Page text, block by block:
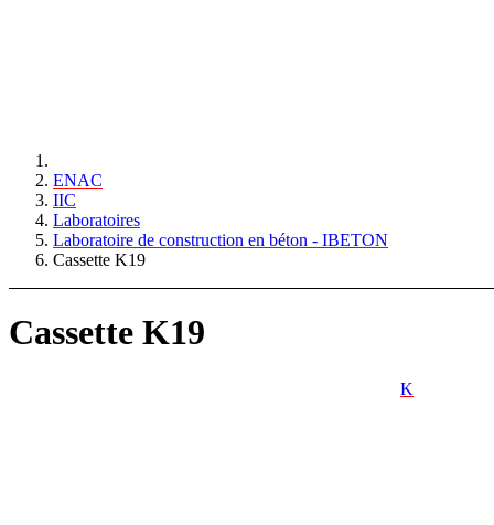
ENAC
IIC
Laboratoires
Laboratoire de construction en béton - IBETON
Cassette K19
Cassette K19
K